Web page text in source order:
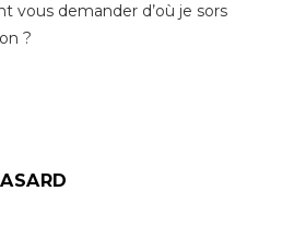
vous demander d’où je sors
?